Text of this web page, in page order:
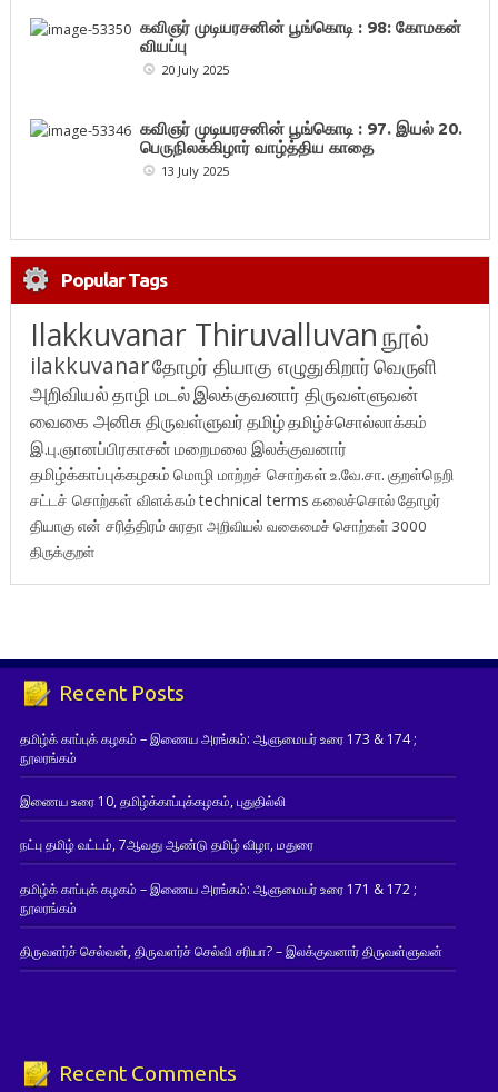
கவிஞர் முடியரசனின் பூங்கொடி : 98: கோமகன்
வியப்பு
20 July 2025
கவிஞர் முடியரசனின் பூங்கொடி : 97. இயல் 20.
பெருநிலக்கிழார் வாழ்த்திய காதை
13 July 2025
Popular Tags
Ilakkuvanar Thiruvalluvanநூல்
ilakkuvanarதோழர் தியாகு எழுதுகிறார்வெருளி
அறிவியல்தாழி மடல்இலக்குவனார் திருவள்ளுவன்
வைகை அனிசுதிருவள்ளுவர்தமிழ்தமிழ்ச்சொல்லாக்கம்
இ.பு.ஞானப்பிரகாசன் மறைமலை இலக்குவனார்
தமிழ்க்காப்புக்கழகம் மொழி மாற்றச் சொற்கள்உ.வே.சா. குறள்நெறி
சட்டச் சொற்கள் விளக்கம்technical terms கலைச்சொல்தோழர்
தியாகுஎன் சரித்திரம்சுரதாஅறிவியல் வகைமைச் சொற்கள் 3000
திருக்குறள்
Recent Posts
தமிழ்க் காப்புக் கழகம் – இணைய அரங்கம்: ஆளுமையர் உரை 173 & 174 ;
நூலரங்கம்
இணைய உரை 10, தமிழ்க்காப்புக்கழகம், புதுதில்லி
நட்பு தமிழ் வட்டம், 7ஆவது ஆண்டு தமிழ் விழா, மதுரை
தமிழ்க் காப்புக் கழகம் – இணைய அரங்கம்: ஆளுமையர் உரை 171 & 172 ;
நூலரங்கம்
திருவளர்ச் செல்வன், திருவளர்ச் செல்வி சரியா? – இலக்குவனார் திருவள்ளுவன்
Recent Comments